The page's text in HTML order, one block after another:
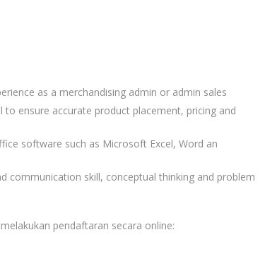
as a merchandising admin or admin sales
to ensure accurate product placement, pricing and
software such as Microsoft Excel, Word an
communication skill, conceptual thinking and problem
pendaftaran secara online: